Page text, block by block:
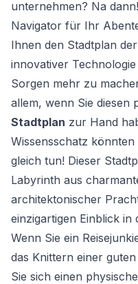
unternehmen? Na
Navigator für Ihr
Ihnen den Stadtplan
innovativer
Sorgen mehr zu
allem, wenn Sie diesen
Stadtplan zur Hand
Wissensschatz
gleich tun! Dieser
Labyrinth aus
architektonischer
einzigartigen Einblick in
Wenn Sie ein
das Knittern einer
Sie sich einen